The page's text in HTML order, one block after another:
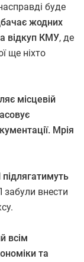
буде
жодних
відкуп КМУ, де
ще ніхто
місцевій
Мрія
забули внести
всім
та